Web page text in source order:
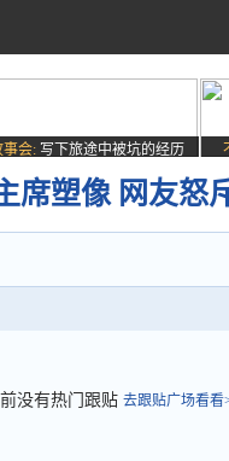
事会: 写下旅途中被坑的经历
席塑像 网友怒
前没有热门跟贴 去跟贴广场看看